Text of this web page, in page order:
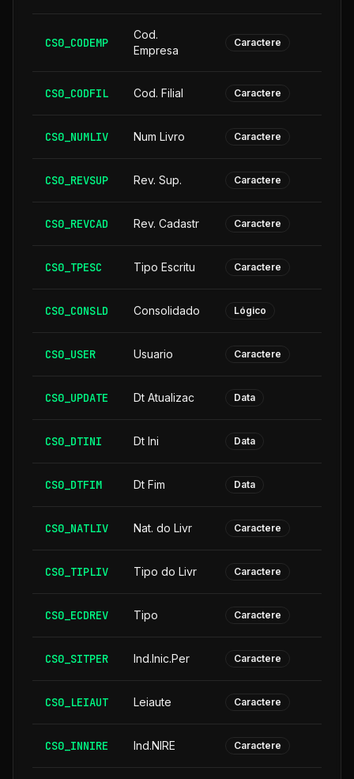
CS0_CODEMP
Cod.
Empresa
Caractere
CS0_CODFIL Cod. Filial Caractere
CS0_NUMLIV Num Livro Caractere
CS0_REVSUP Rev. Sup. Caractere
CS0_REVCAD Rev. Cadastr Caractere
CS0_TPESC Tipo Escritu Caractere
CS0_CONSLD Consolidado Lógico
CS0_USER Usuario Caractere
CS0_UPDATE Dt Atualizac Data
CS0_DTINI Dt Ini Data
CS0_DTFIM Dt Fim Data
CS0_NATLIV Nat. do Livr Caractere
CS0_TIPLIV Tipo do Livr Caractere
CS0_ECDREV Tipo Caractere
CS0_SITPER Ind.Inic.Per Caractere
CS0_LEIAUT Leiaute Caractere
CS0_INNIRE Ind.NIRE Caractere